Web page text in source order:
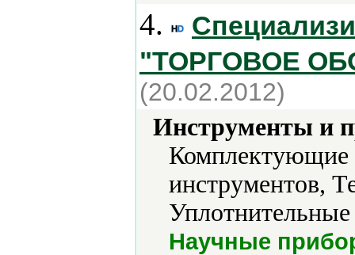
4.
"ТОРГОВОЕ
(20.02.2012)
Инструменты и
Комплектующие
инструментов,
Научные